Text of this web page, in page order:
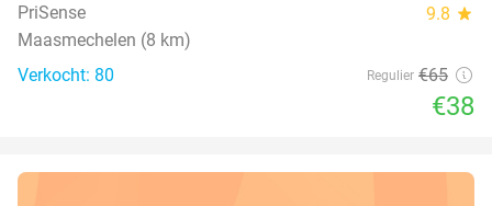
PriSense 9.8 star
Maasmechelen (8 km)
Verkocht: 80
Regulier €65
€38